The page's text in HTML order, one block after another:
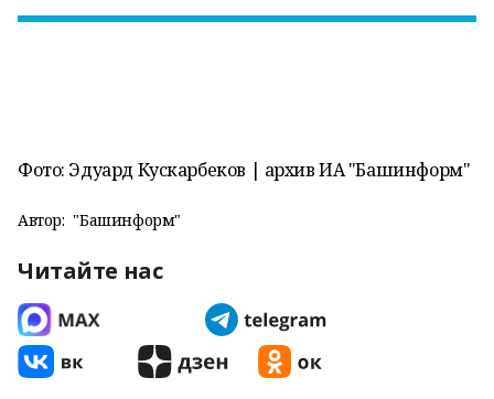
Фото: Эдуард Кускарбеков | архив ИА "Башинформ"
Автор: "Башинформ"
Читайте нас